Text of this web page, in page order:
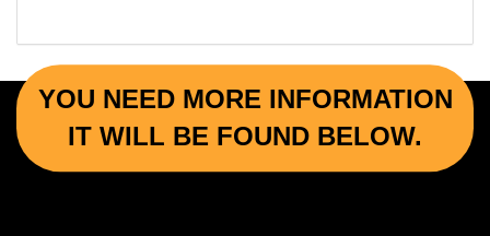
YOU NEED MORE INFORMATION
IT WILL BE FOUND BELOW.